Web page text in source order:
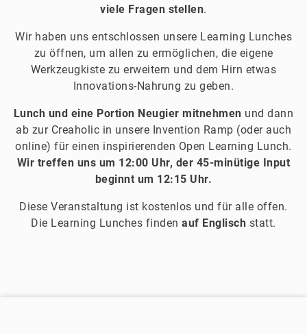
viele Fragen stellen.
Wir haben uns entschlossen unsere Learning Lunches
zu öffnen, um allen zu ermöglichen, die eigene
Werkzeugkiste zu erweitern und dem Hirn etwas
Innovations-Nahrung zu geben.
Lunch und eine Portion Neugier mitnehmen und dann
ab zur Creaholic in unsere Invention Ramp (oder auch
online) für einen inspirierenden Open Learning Lunch.
Wir treffen uns um 12:00 Uhr, der 45-minütige Input
beginnt um 12:15 Uhr.
Diese Veranstaltung ist kostenlos und für alle offen.
Die Learning Lunches findenauf Englisch statt.